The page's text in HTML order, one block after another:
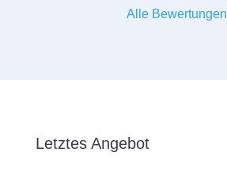
Alle Bewertungen
Letztes Angebot